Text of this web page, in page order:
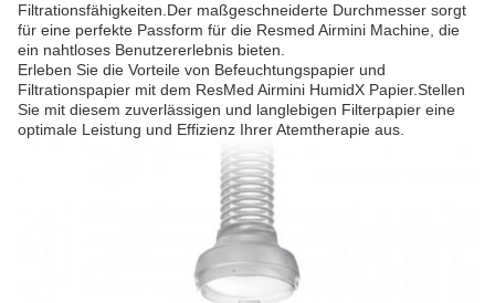
Filtrationsfähigkeiten.Der maßgeschneiderte Durchmesser sorgt
für eine perfekte Passform für die Resmed Airmini Machine, die
ein nahtloses Benutzererlebnis bieten.
Erleben Sie die Vorteile von Befeuchtungspapier und
Filtrationspapier mit dem ResMed Airmini HumidX Papier.Stellen
Sie mit diesem zuverlässigen und langlebigen Filterpapier eine
optimale Leistung und Effizienz Ihrer Atemtherapie aus.